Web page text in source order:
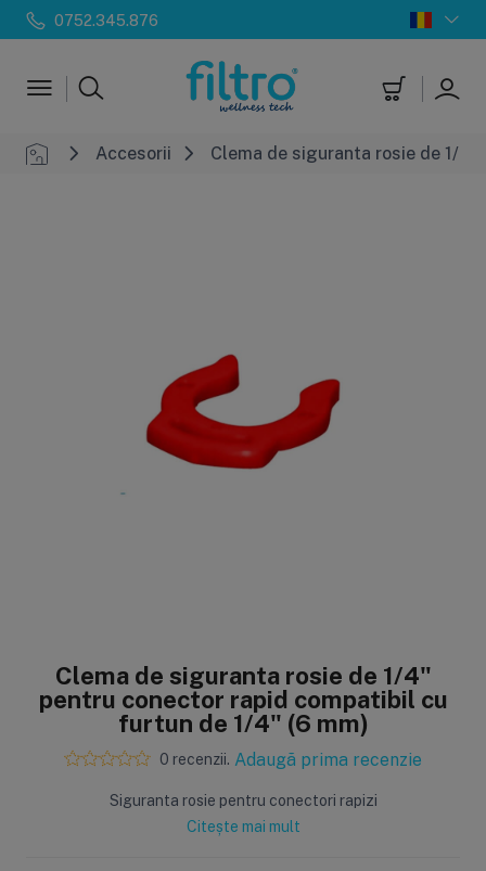
0752.345.876
Filtre cu purjare
(16)
Filtre pentru duș
Sterilizatoare UV
Dozatoare
Carcase
(17)
Carcase
Accesorii Clema de siguranta rosie de 1/
Clema de siguranta rosie de 1/4"
pentru conector rapid compatibil cu
furtun de 1/4" (6 mm)
0 recenzii. Adaugă prima recenzie
Siguranta rosie pentru conectori rapizi
Citește mai mult